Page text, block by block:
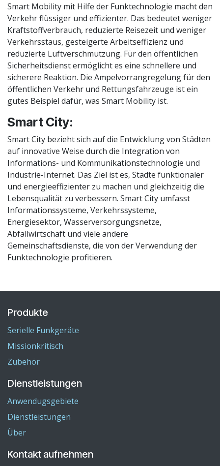
Smart Mobility mit Hilfe der Funktechnologie macht den
Verkehr flüssiger und effizienter. Das bedeutet weniger
Kraftstoffverbrauch, reduzierte Reisezeit und weniger
Verkehrsstaus, gesteigerte Arbeitseffizienz und
reduzierte Luftverschmutzung. Für den öffentlichen
Sicherheitsdienst ermöglicht es eine schnellere und
sicherere Reaktion. Die Ampelvorrangregelung für den
öffentlichen Verkehr und Rettungsfahrzeuge ist ein
gutes Beispiel dafür, was Smart Mobility ist.
Smart City:
Smart City bezieht sich auf die Entwicklung von Städten
auf innovative Weise durch die Integration von
Informations- und Kommunikationstechnologie und
Industrie-Internet. Das Ziel ist es, Städte funktionaler
und energieeffizienter zu machen und gleichzeitig die
Lebensqualität zu verbessern. Smart City umfasst
Informationssysteme, Verkehrssysteme,
Energiesektor, Wasserversorgungsnetze,
Abfallwirtschaft und viele andere
Gemeinschaftsdienste, die von der Verwendung der
Funktechnologie profitieren.
Produkte
Serielle Funkgeräte
Missionkritisch
Zubehör
Dienstleistungen
Anwendugsgebiete
Dienstleistungen
Über
Kontakt aufnehmen